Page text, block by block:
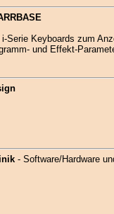
Serie Keyboards zum
und Effekt-
- Software/Hardware